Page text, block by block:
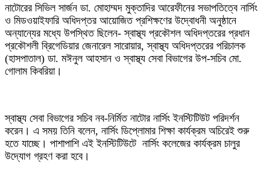
নাটোরের সিভিল সার্জন ডা. মোহাম্মদ মুক্তাদির আরেফীনের সভাপতিত্বে নার্সিং
ও মিডওয়াইফারি অধিদপ্তর আয়োজিত প্রশিক্ষণের উদ্বোধনী অনুষ্ঠানে
অন্যান্যের মধ্যে উপস্থিত ছিলেন- স্বাস্থ্য প্রকৌশল অধিদপ্তরের প্রধান
প্রকৌশলী ব্রিগেডিয়ার জেনারেল সারোয়ার, স্বাস্থ্য অধিদপ্তরের পরিচালক
(হাসপাতাল) ডা. মঈনুল আহসান ও স্বাস্থ্য সেবা বিভাগের উপ-সচিব মো.
গোলাম কিবরিয়া।
স্বাস্থ্য সেবা বিভাগের সচিব নব-নির্মিত নাটোর নার্সিং ইনস্টিটিউট পরিদর্শন
করেন। এ সময় তিনি বলেন, নার্সিং ডিপ্লোমার শিক্ষা কার্যক্রম অচিরেই শুরু
হতে যাচ্ছে। পাশাপাশি এই ইনস্টিটিউটে নার্সিং কলেজের কার্যক্রম চালুর
উদ্যোগ গ্রহণ করা হবে।